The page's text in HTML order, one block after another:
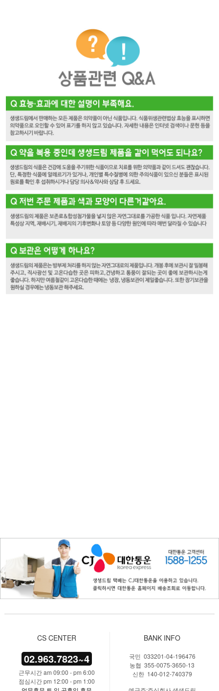
CS CENTER
02.963.7823~4
근무시간 am 09:00 - pm 6:00
점심시간 pm 12:00 - pm 1:00
BANK INFO
국민 033201-04-196476
농협 355-0075-3650-13
신한 140-012-740379